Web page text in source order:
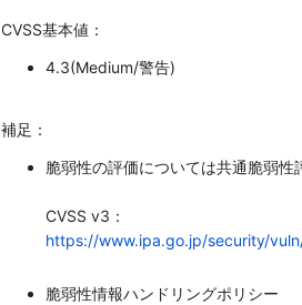
CVSS基本値：
4.3(Medium/警告)
補足：
脆弱性の評価については共通脆弱性
CVSS v3：
https://www.ipa.go.jp/security/
脆弱性情報ハンドリングポリシー